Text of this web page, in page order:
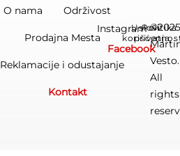
O nama Održivost
Prodajna Mesta
Reklamacije i odustajanje
Kontakt
Vesto.
All
rights
Instagram
Facebook
Uslovi
korišćenja
Politika